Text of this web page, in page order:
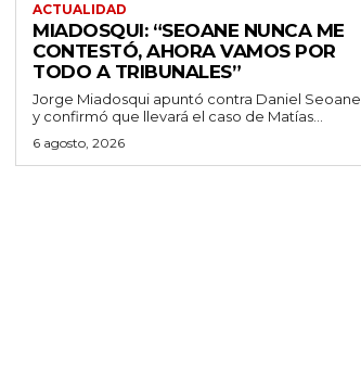
ACTUALIDAD
MIADOSQUI: “SEOANE NUNCA ME
CONTESTÓ, AHORA VAMOS POR
TODO A TRIBUNALES”
Jorge Miadosqui apuntó contra Daniel Seoane
y confirmó que llevará el caso de Matías...
6 agosto, 2026